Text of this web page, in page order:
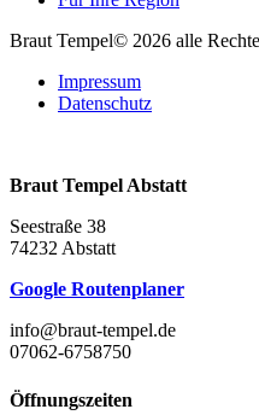
Braut Tempel© 2026 alle
Impressum
Datenschutz
Braut Tempel Abstatt
Seestraße 38
74232 Abstatt
Google Routenplaner
info@braut-tempel.de
07062-6758750
Öffnungszeiten